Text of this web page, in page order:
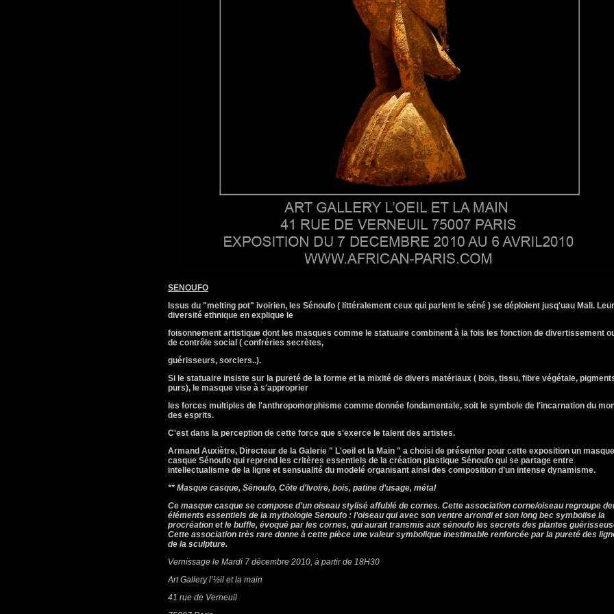
SENOUFO
Issus du "melting pot" ivoirien, les Sénoufo ( littéralement ceux qui parlent le séné ) se déploient jusq'uau Mali. Leur
diversité ethnique en explique le
foisonnement artistique dont les masques comme le statuaire combinent à la fois les fonction de divertissement
de contrôle social ( confréries secrètes,
guérisseurs, sorciers..).
Si le statuaire insiste sur la pureté de la forme et la mixité de divers matériaux ( bois, tissu, fibre végétale,
purs), le masque vise à s'approprier
les forces multiples de l'anthropomorphisme comme donnée fondamentale, soit le symbole de l'incarnation du
des esprits.
C'est dans la perception de cette force que s'exerce le talent des artistes.
Armand Auxiètre, Directeur de la Galerie " L'oeil et la Main " a choisi de présenter pour cette exposition un masque
casque Sénoufo qui reprend les critères essentiels de la création plastique Sénoufo qui se partage entre
intellectualisme de la ligne et sensualité du modelé organisant ainsi des composition d’un intense dynamisme.
** Masque casque, Sénoufo, Côte d’Ivoire, bois, patine d’usage, métal
Ce masque casque se compose d’un oiseau stylisé affublé de cornes. Cette association corne/oiseau regroupe
éléments essentiels de la mythologie Senoufo : l’oiseau qui avec son ventre arrondi et son long bec symbolise la
procréation et le buffle, évoqué par les cornes, qui aurait transmis aux sénoufo les secrets des plantes
Cette association très rare donne à cette pièce une valeur symbolique inestimable renforcée par la pureté des
de la sculpture.
Vernissage le Mardi 7 décembre 2010, à partir de 18H30
Art Gallery l’½il et la main
41 rue de Verneuil